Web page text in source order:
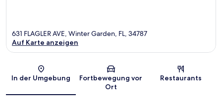
Karte
631 FLAGLER AVE, Winter Garden, FL, 34787
Auf Karte anzeigen
In der Umgebung
Fortbewegung vor
Ort
Restaurants